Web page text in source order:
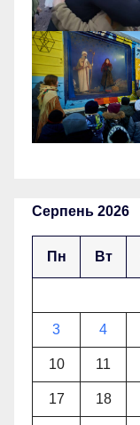
Серпень 2026
Пн Вт
3 4
10 11
17 18